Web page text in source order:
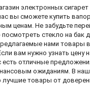
электронных сигарет
вы сможете купить
ценам. Не забудьте
стекло на бак
нами товары
вам нужно узнать цену
есть отличные
ожиданиям. В
лучшие товары от